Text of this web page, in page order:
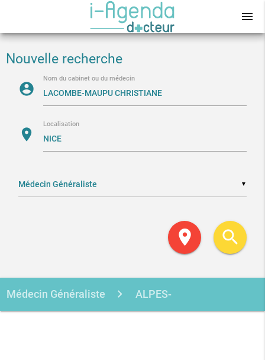
menu
Nouvelle recherche
account_circle
Nom du cabinet ou du médecin
location_on
Localisation
▼
location_on search
Médecin Généraliste ALPES-